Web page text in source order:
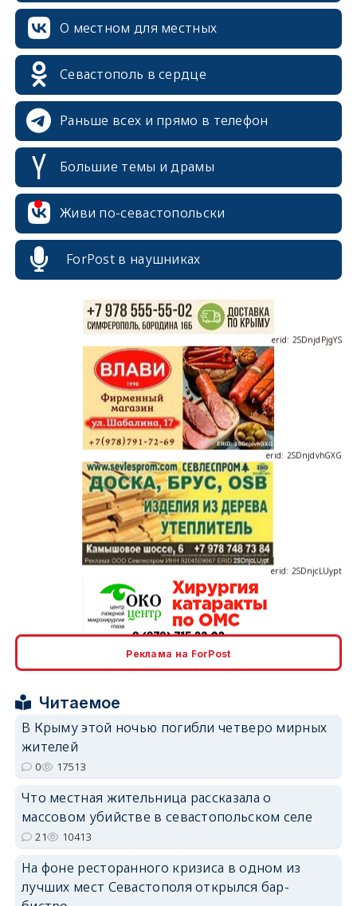
О местном для местных
Севастополь в сердце
Раньше всех и прямо в телефон
Большие темы и драмы
Живи по-севастопольски
ForPost в наушниках
erid: 2SDnjcrDNw6
erid: 2SDnjdvhGXG
erid: 2SDnjcLUypt
erid: 2SDnjdvhGXG
Реклама на ForPost
Читаемое
В Крыму этой ночью погибли четверо мирных
жителей
0 17513
Что местная жительница рассказала о
массовом убийстве в севастопольском селе
21 10413
На фоне ресторанного кризиса в одном из
лучших мест Севастополя открылся бар-